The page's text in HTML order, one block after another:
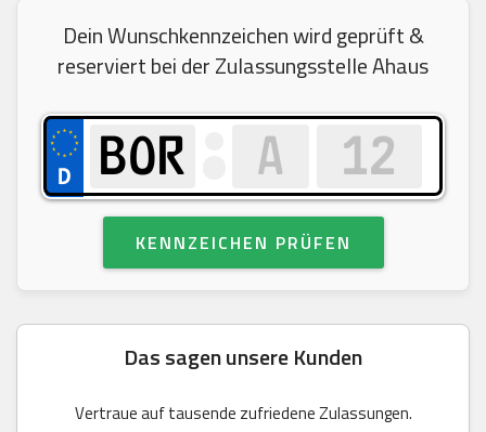
Dein Wunschkennzeichen wird geprüft &
reserviert bei der Zulassungsstelle Ahaus
KENNZEICHEN PRÜFEN
Das sagen unsere Kunden
Vertraue auf tausende zufriedene Zulassungen.